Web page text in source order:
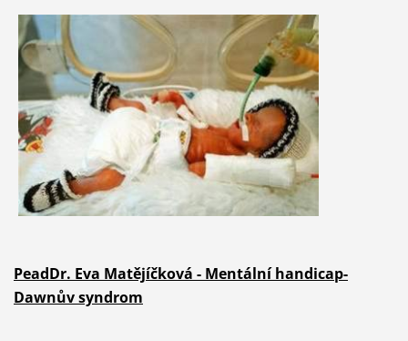
PeadDr. Eva Matějíčková - Mentální handicap-
Dawnův syndrom